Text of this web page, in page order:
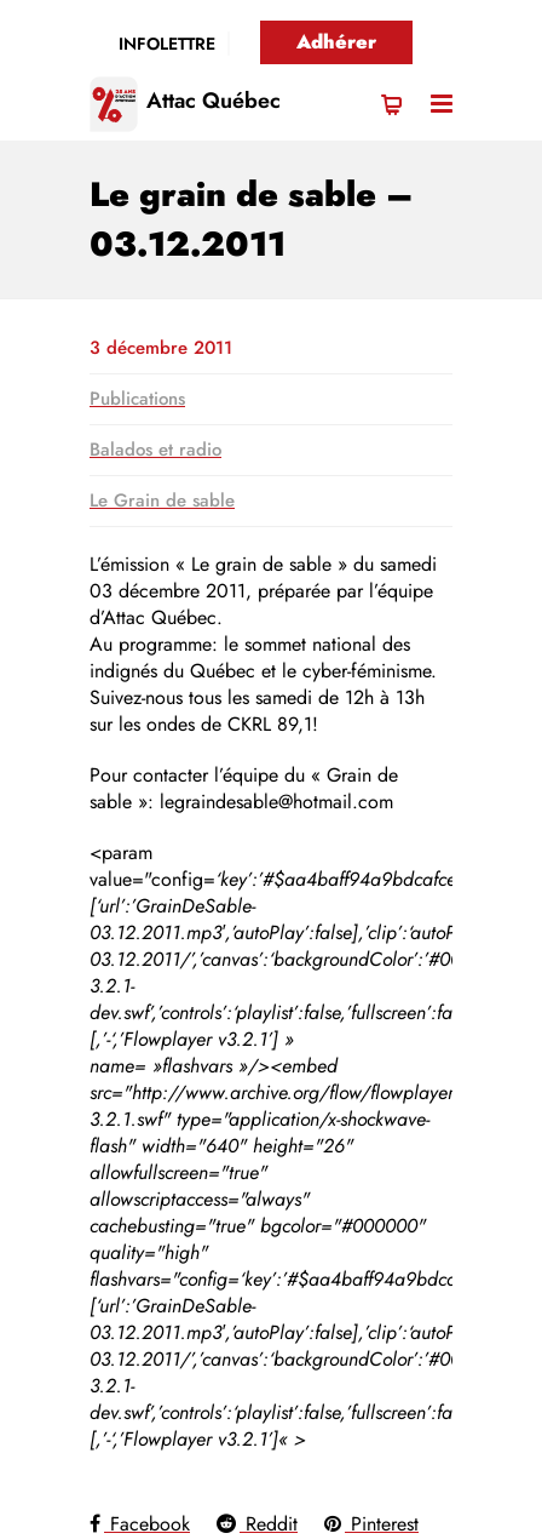
INFOLETTRE Adhérer
Attac Québec
Le grain de sable –
03.12.2011
3 décembre 2011
Publications
Balados et radio
Le Grain de sable
L’émission « Le grain de sable » du samedi
03 décembre 2011, préparée par l’équipe
d’Attac Québec.
Au programme: le sommet national des
indignés du Québec et le cyber-féminisme.
Suivez-nous tous les samedi de 12h à 13h
sur les ondes de CKRL 89,1!
Pour contacter l’équipe du « Grain de
sable »: legraindesable@hotmail.com
<param
value="config=
[‘url’:’GrainDeSable-
03.12.2011.mp3′,’autoPlay’:false],’clip’:
03.12.2011/’,’canvas’:
3.2.1-
dev.swf’,’controls’:
[,’-‘,’Flowplayer v3.2.1’] »
name= »flashvars »/><embed
src="http://www.archive.org/flow/
3.2.1.swf" type="application/x-shockwave-
flash" width="640" height="26"
allowfullscreen="true"
allowscriptaccess="always"
cachebusting="true" bgcolor="#000000"
quality="high"
flashvars="config=
[‘url’:’GrainDeSable-
03.12.2011.mp3′,’autoPlay’:false],’clip’:
03.12.2011/’,’canvas’:
3.2.1-
dev.swf’,’controls’:
[,’-‘,’Flowplayer v3.2.1’]« >
Facebook Reddit
Pinterest